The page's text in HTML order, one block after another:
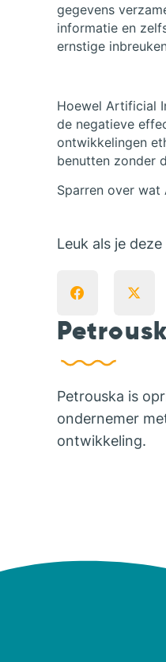
gegevens
informatie en
ernstige
Hoewel Artificial
de negatieve
ontwikkelingen
benutten zonder
Sparren over wat
Leuk als je
Petrouska is
ondernemer
ontwikkeling.